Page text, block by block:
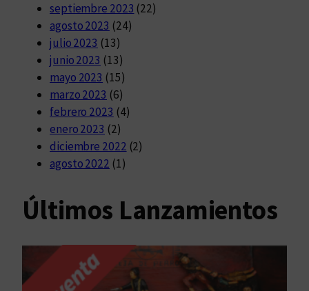
septiembre 2023 (22)
agosto 2023 (24)
julio 2023 (13)
junio 2023 (13)
mayo 2023 (15)
marzo 2023 (6)
febrero 2023 (4)
enero 2023 (2)
diciembre 2022 (2)
agosto 2022 (1)
Últimos Lanzamientos